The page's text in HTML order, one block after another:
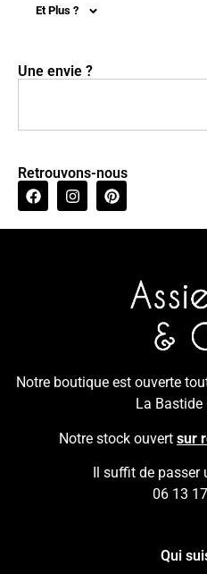
Et Plus ?
Une envie ?
Retrouvons-nous
Notre boutique est ouverte
La Bastide
Notre stock ouvert sur
Il suffit de passer
06 13
Qui